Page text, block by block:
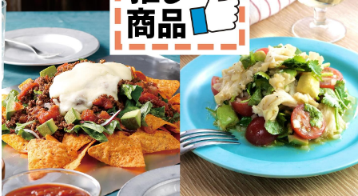
採用情報
お問い合わせ
Contact us in English